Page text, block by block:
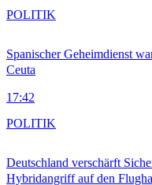
Spanischer Geheimdienst
Ceuta
17:42
POLITIK
Deutschland verschärft
Hybridangriff auf den
POLITIK